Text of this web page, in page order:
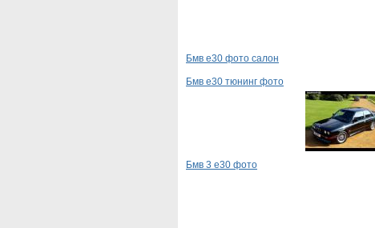
Бмв е30 фото салон
Бмв е30 тюнинг фото
Бмв 3 е30 фото